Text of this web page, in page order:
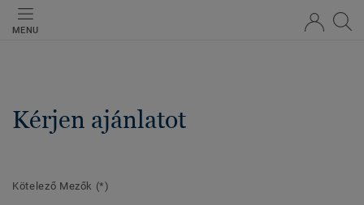
MENU
Kérjen ajánlatot
Kötelező Mezők (*)